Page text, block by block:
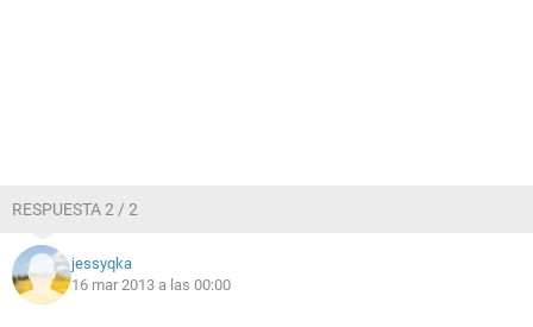
RESPUESTA 2 / 2
jessyqka
16 mar 2013 a las 00:00